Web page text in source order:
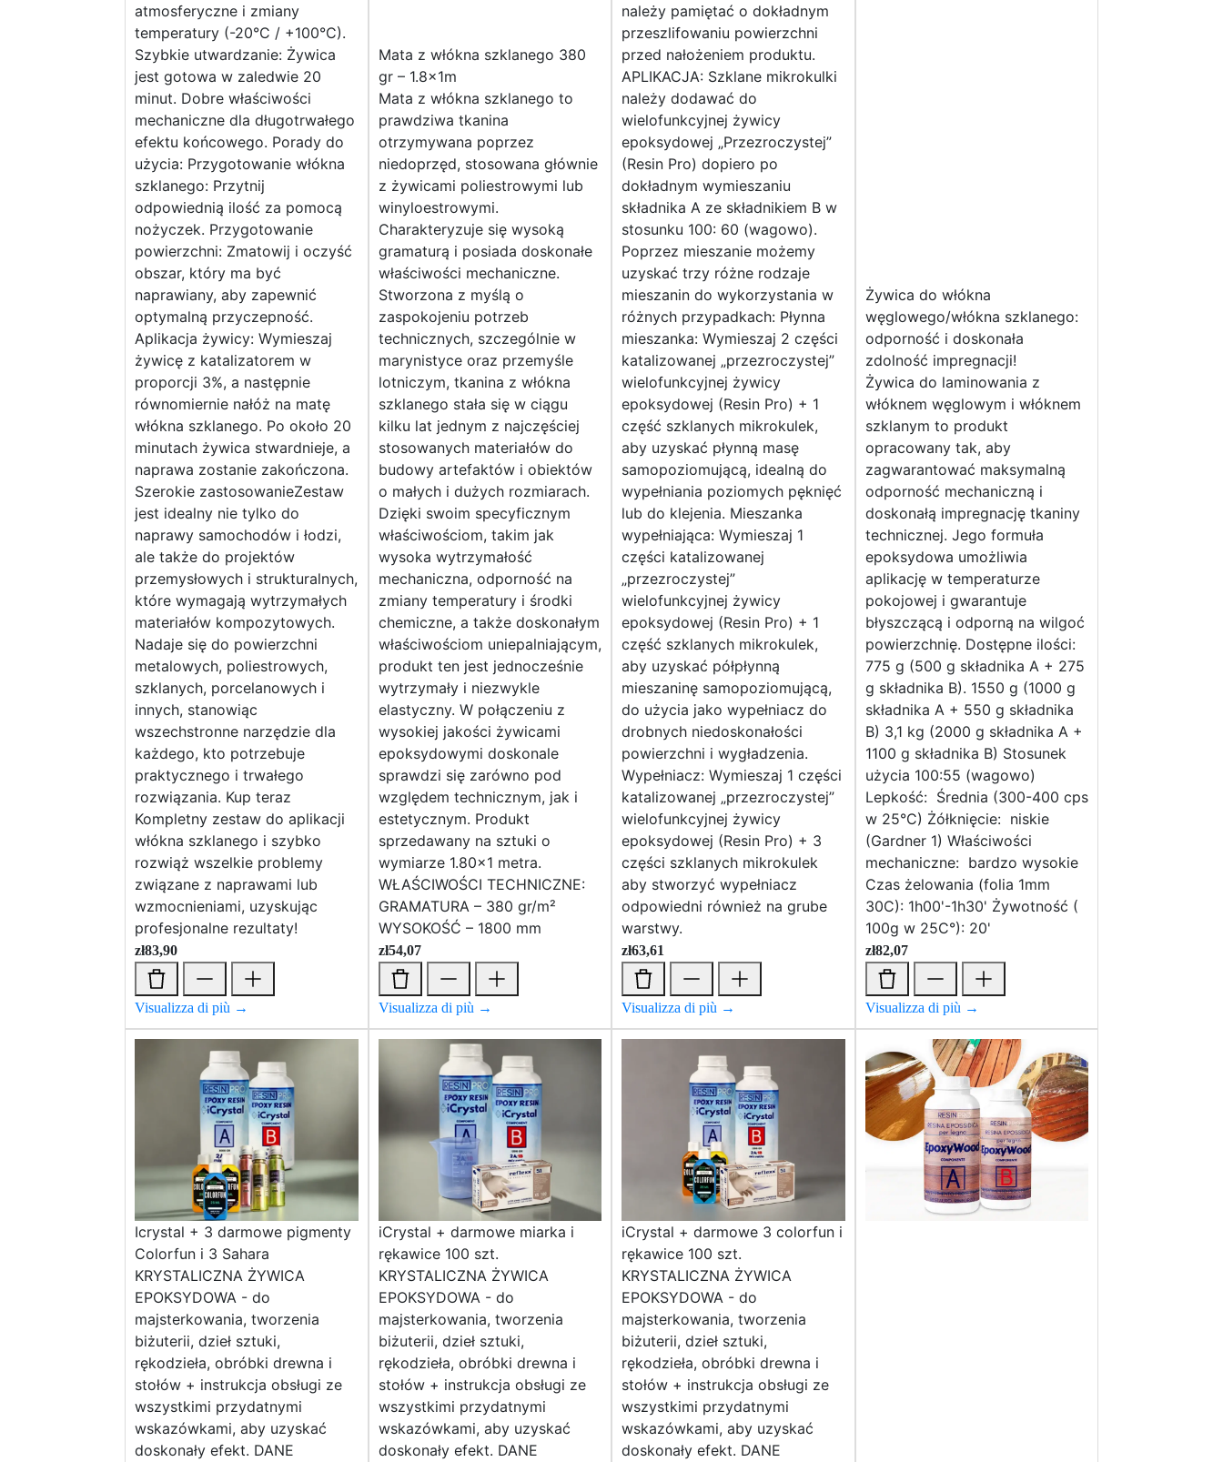
atmosferyczne i zmiany
temperatury (-20°C / +100°C).
Szybkie utwardzanie: Żywica
jest gotowa w zaledwie 20
minut. Dobre właściwości
mechaniczne dla długotrwałego
efektu końcowego. Porady do
użycia: Przygotowanie włókna
szklanego: Przytnij
odpowiednią ilość za pomocą
nożyczek. Przygotowanie
powierzchni: Zmatowij i oczyść
obszar, który ma być
naprawiany, aby zapewnić
optymalną przyczepność.
Aplikacja żywicy: Wymieszaj
żywicę z katalizatorem w
proporcji 3%, a następnie
równomiernie nałóż na matę
włókna szklanego. Po około 20
minutach żywica stwardnieje, a
naprawa zostanie zakończona.
Szerokie zastosowanieZestaw
jest idealny nie tylko do
naprawy samochodów i łodzi,
ale także do projektów
przemysłowych i strukturalnych,
które wymagają wytrzymałych
materiałów kompozytowych.
Nadaje się do powierzchni
metalowych, poliestrowych,
szklanych, porcelanowych i
innych, stanowiąc
wszechstronne narzędzie dla
każdego, kto potrzebuje
praktycznego i trwałego
rozwiązania. Kup teraz
Kompletny zestaw do aplikacji
włókna szklanego i szybko
rozwiąż wszelkie problemy
związane z naprawami lub
wzmocnieniami, uzyskując
profesjonalne rezultaty!
zł83,90
Visualizza di più →
Mata z włókna szklanego 380
gr – 1.8x1m
Mata z włókna szklanego to
prawdziwa tkanina
otrzymywana poprzez
niedoprzęd, stosowana głównie
z żywicami poliestrowymi lub
winyloestrowymi.
Charakteryzuje się wysoką
gramaturą i posiada doskonałe
właściwości mechaniczne.
Stworzona z myślą o
zaspokojeniu potrzeb
technicznych, szczególnie w
marynistyce oraz przemyśle
lotniczym, tkanina z włókna
szklanego stała się w ciągu
kilku lat jednym z najczęściej
stosowanych materiałów do
budowy artefaktów i obiektów
o małych i dużych rozmiarach.
Dzięki swoim specyficznym
właściwościom, takim jak
wysoka wytrzymałość
mechaniczna, odporność na
zmiany temperatury i środki
chemiczne, a także doskonałym
właściwościom uniepalniającym,
produkt ten jest jednocześnie
wytrzymały i niezwykle
elastyczny. W połączeniu z
wysokiej jakości żywicami
epoksydowymi doskonale
sprawdzi się zarówno pod
względem technicznym, jak i
estetycznym. Produkt
sprzedawany na sztuki o
wymiarze 1.80x1 metra.
WŁAŚCIWOŚCI TECHNICZNE:
GRAMATURA – 380 gr/m²
WYSOKOŚĆ – 1800 mm
zł54,07
Visualizza di più →
należy pamiętać o dokładnym
przeszlifowaniu powierzchni
przed nałożeniem produktu.
APLIKACJA: Szklane mikrokulki
należy dodawać do
wielofunkcyjnej żywicy
epoksydowej „Przezroczystej”
(Resin Pro) dopiero po
dokładnym wymieszaniu
składnika A ze składnikiem B w
stosunku 100: 60 (wagowo).
Poprzez mieszanie możemy
uzyskać trzy różne rodzaje
mieszanin do wykorzystania w
różnych przypadkach: Płynna
mieszanka: Wymieszaj 2 części
katalizowanej „przezroczystej”
wielofunkcyjnej żywicy
epoksydowej (Resin Pro) + 1
część szklanych mikrokulek,
aby uzyskać płynną masę
samopoziomującą, idealną do
wypełniania poziomych pęknięć
lub do klejenia. Mieszanka
wypełniająca: Wymieszaj 1
części katalizowanej
„przezroczystej”
wielofunkcyjnej żywicy
epoksydowej (Resin Pro) + 1
część szklanych mikrokulek,
aby uzyskać półpłynną
mieszaninę samopoziomującą,
do użycia jako wypełniacz do
drobnych niedoskonałości
powierzchni i wygładzenia.
Wypełniacz: Wymieszaj 1 części
katalizowanej „przezroczystej”
wielofunkcyjnej żywicy
epoksydowej (Resin Pro) + 3
części szklanych mikrokulek
aby stworzyć wypełniacz
odpowiedni również na grube
warstwy.
zł63,61
Visualizza di più →
Żywica do włókna
węglowego/włókna szklanego:
odporność i doskonała
zdolność impregnacji!
Żywica do laminowania z
włóknem węglowym i włóknem
szklanym to produkt
opracowany tak, aby
zagwarantować maksymalną
odporność mechaniczną i
doskonałą impregnację tkaniny
technicznej. Jego formuła
epoksydowa umożliwia
aplikację w temperaturze
pokojowej i gwarantuje
błyszczącą i odporną na wilgoć
powierzchnię. Dostępne ilości:
775 g (500 g składnika A + 275
g składnika B). 1550 g (1000 g
składnika A + 550 g składnika
B) 3,1 kg (2000 g składnika A +
1100 g składnika B) Stosunek
użycia 100:55 (wagowo)
Lepkość: Średnia (300-400 cps
w 25°C) Żółknięcie: niskie
(Gardner 1) Właściwości
mechaniczne: bardzo wysokie
Czas żelowania (folia 1mm
30C): 1h00'-1h30' Żywotność (
100g w 25C°): 20'
zł82,07
Visualizza di più →
Icrystal + 3 darmowe pigmenty
Colorfun i 3 Sahara
KRYSTALICZNA ŻYWICA
EPOKSYDOWA - do
majsterkowania, tworzenia
biżuterii, dzieł sztuki,
rękodzieła, obróbki drewna i
stołów + instrukcja obsługi ze
wszystkimi przydatnymi
wskazówkami, aby uzyskać
doskonały efekt. DANE
iCrystal + darmowe miarka i
rękawice 100 szt.
KRYSTALICZNA ŻYWICA
EPOKSYDOWA - do
majsterkowania, tworzenia
biżuterii, dzieł sztuki,
rękodzieła, obróbki drewna i
stołów + instrukcja obsługi ze
wszystkimi przydatnymi
wskazówkami, aby uzyskać
doskonały efekt. DANE
iCrystal + darmowe 3 colorfun i
rękawice 100 szt.
KRYSTALICZNA ŻYWICA
EPOKSYDOWA - do
majsterkowania, tworzenia
biżuterii, dzieł sztuki,
rękodzieła, obróbki drewna i
stołów + instrukcja obsługi ze
wszystkimi przydatnymi
wskazówkami, aby uzyskać
doskonały efekt. DANE